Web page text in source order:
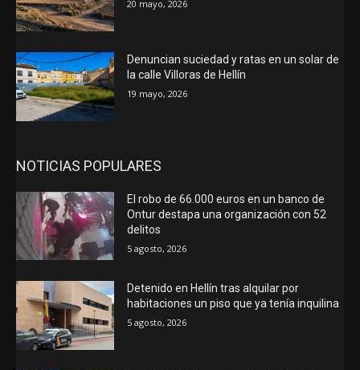
20 mayo, 2026
Denuncian suciedad y ratas en un solar de
la calle Villoras de Hellín
19 mayo, 2026
NOTICIAS POPULARES
El robo de 66.000 euros en un banco de
Ontur destapa una organización con 52
delitos
5 agosto, 2026
Detenido en Hellín tras alquilar por
habitaciones un piso que ya tenía inquilina
5 agosto, 2026